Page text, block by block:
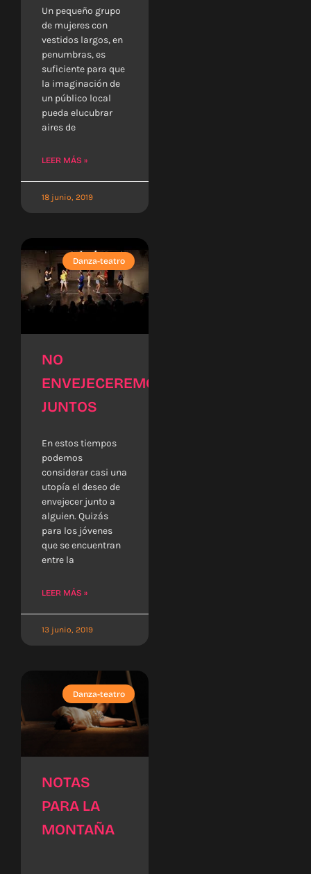
Un pequeño grupo
de mujeres con
vestidos largos, en
penumbras, es
suficiente para que
la imaginación de
un público local
pueda elucubrar
aires de
LEER MÁS »
18 junio, 2019
Danza-teatro
NO
ENVEJECEREMOS
JUNTOS
En estos tiempos
podemos
considerar casi una
utopía el deseo de
envejecer junto a
alguien. Quizás
para los jóvenes
que se encuentran
entre la
LEER MÁS »
13 junio, 2019
Danza-teatro
NOTAS
PARA LA
MONTAÑA